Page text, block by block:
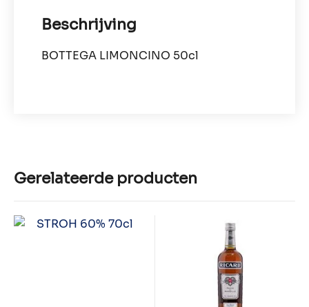
Beschrijving
BOTTEGA LIMONCINO 50cl
Gerelateerde producten